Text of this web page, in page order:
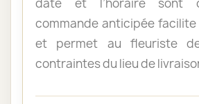
commande anticipée facilite
et permet au fleuriste
contraintes du lieu de